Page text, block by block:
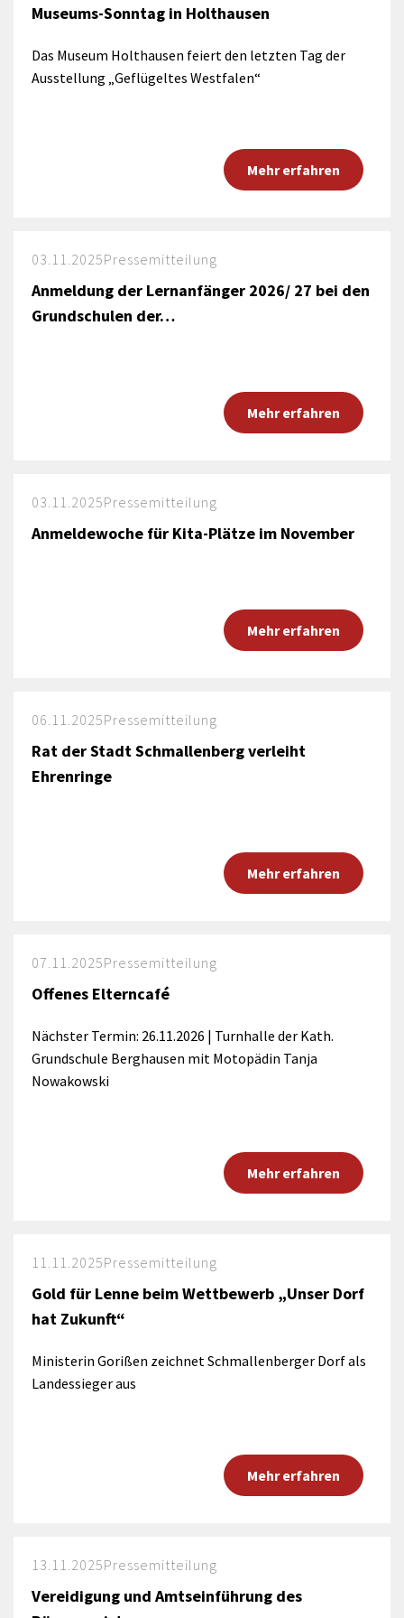
Museums-Sonntag in Holthausen
Das Museum Holthausen feiert den letzten Tag der
Ausstellung „Geflügeltes Westfalen“
Mehr erfahren
03.11.2025Pressemitteilung
Anmeldung der Lernanfänger 2026/ 27 bei den
Grundschulen der…
Mehr erfahren
03.11.2025Pressemitteilung
Anmeldewoche für Kita-Plätze im November
Mehr erfahren
06.11.2025Pressemitteilung
Rat der Stadt Schmallenberg verleiht
Ehrenringe
Mehr erfahren
07.11.2025Pressemitteilung
Offenes Elterncafé
Nächster Termin: 26.11.2026 | Turnhalle der Kath.
Grundschule Berghausen mit Motopädin Tanja
Nowakowski
Mehr erfahren
11.11.2025Pressemitteilung
Gold für Lenne beim Wettbewerb „Unser Dorf
hat Zukunft“
Ministerin Gorißen zeichnet Schmallenberger Dorf als
Landessieger aus
Mehr erfahren
13.11.2025Pressemitteilung
Vereidigung und Amtseinführung des